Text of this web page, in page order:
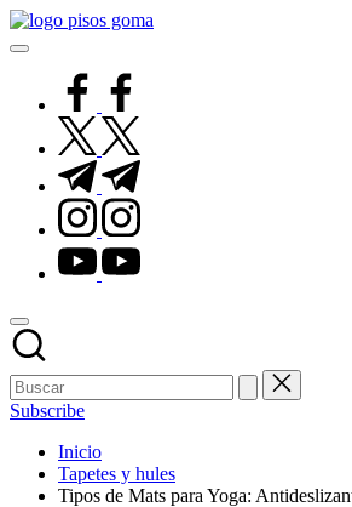
Saltar
al
facebook.com
twitter.com
t.me
instagram.com
youtube.com
Subscribe
Inicio
Tapetes y hules
Tipos de Mats para Yoga: